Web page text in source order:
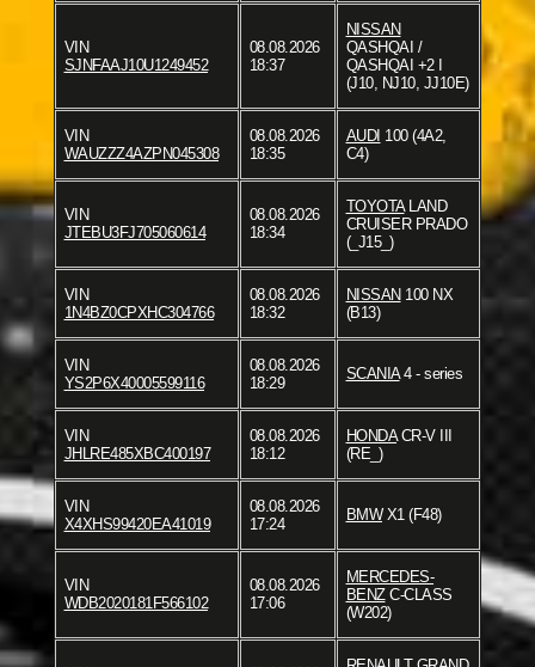
VIN
SJNFAAJ10U1249452
08.08.2026
18:37
NISSAN
QASHQAI /
QASHQAI +2 I
(J10, NJ10, JJ10E)
VIN
WAUZZZ4AZPN045308
08.08.2026
18:35
AUDI 100 (4A2,
C4)
VIN
JTEBU3FJ705060614
08.08.2026
18:34
TOYOTALAND
CRUISER PRADO
(_J15_)
VIN
1N4BZ0CPXHC304766
08.08.2026
18:32
NISSAN 100 NX
(B13)
VIN
YS2P6X40005599116
08.08.2026
18:29
SCANIA4 - series
VIN
JHLRE485XBC400197
08.08.2026
18:12
HONDACR-V III
(RE_)
VIN
X4XHS99420EA41019
08.08.2026
17:24
BMWX1 (F48)
VIN
WDB2020181F566102
08.08.2026
17:06
MERCEDES-
BENZC-CLASS
(W202)